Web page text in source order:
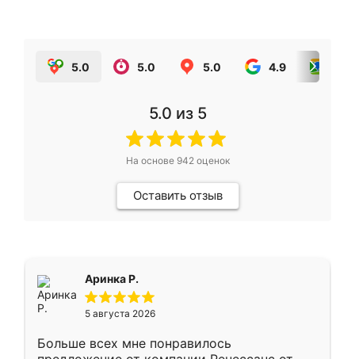
5.0 5.0 5.0 4.9
5.0 из 5
На основе 942оценок
Оставить отзыв
Аринка Р.
5 августа 2026
Больше всех мне понравилось